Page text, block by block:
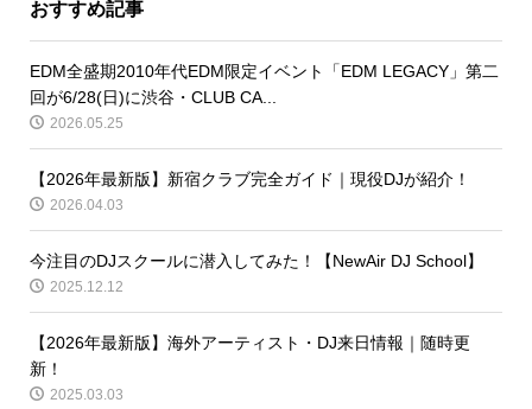
おすすめ記事
EDM全盛期2010年代EDM限定イベント「EDM LEGACY」第二
回が6/28(日)に渋谷・CLUB CA...
2026.05.25
【2026年最新版】新宿クラブ完全ガイド｜現役DJが紹介！
2026.04.03
今注目のDJスクールに潜入してみた！【NewAir DJ School】
2025.12.12
【2026年最新版】海外アーティスト・DJ来日情報｜随時更
新！
2025.03.03